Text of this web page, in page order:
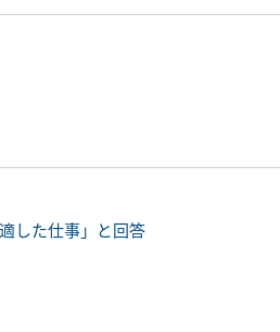
した仕事」と回答